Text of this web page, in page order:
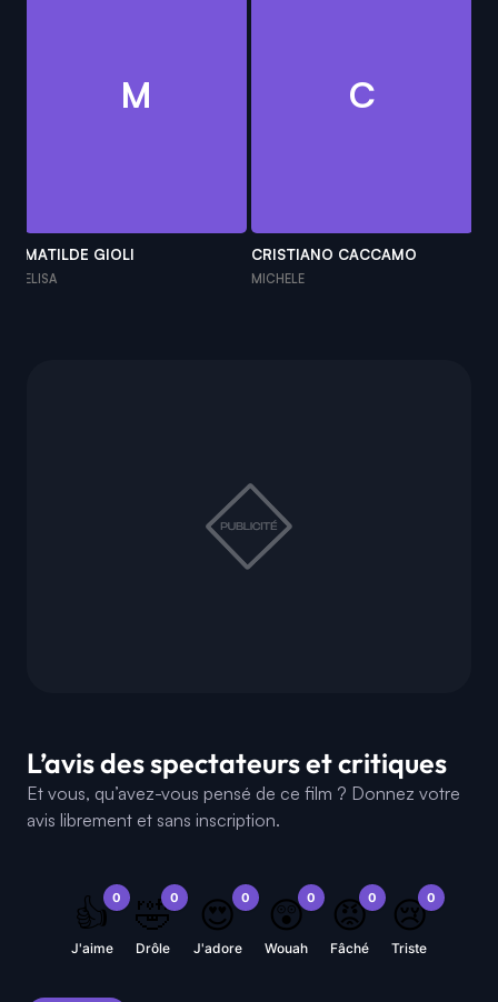
M
MATILDE GIOLI
ELISA
C
CRISTIANO CACCAMO
MICHELE
L’avis des spectateurs et critiques
Et vous, qu’avez-vous pensé de ce film ? Donnez votre
avis librement et sans inscription.
0
👍
J'aime
0
🤣
Drôle
0
😍
J'adore
0
😲
Wouah
0
😡
Fâché
0
😢
Triste